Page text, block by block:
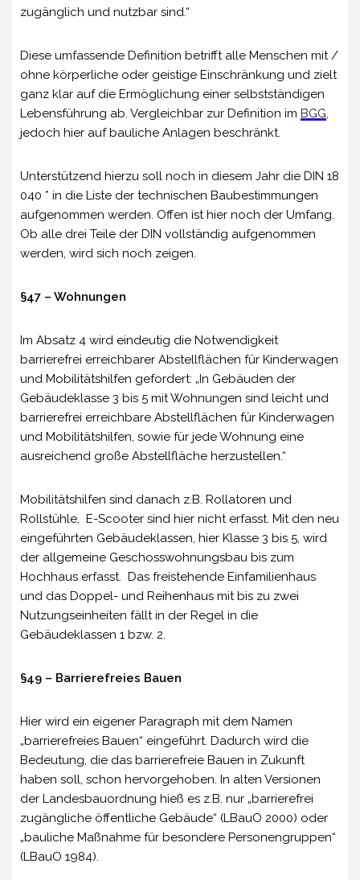
zugänglich und nutzbar sind.“
Diese umfassende Definition betrifft alle Menschen mit /
ohne körperliche oder geistige Einschränkung und zielt
ganz klar auf die Ermöglichung einer selbstständigen
Lebensführung ab. Vergleichbar zur Definition im BGG,
jedoch hier auf bauliche Anlagen beschränkt.
Unterstützend hierzu soll noch in diesem Jahr die DIN 18
040 * in die Liste der technischen Baubestimmungen
aufgenommen werden. Offen ist hier noch der Umfang.
Ob alle drei Teile der DIN vollständig aufgenommen
werden, wird sich noch zeigen.
§47 – Wohnungen
Im Absatz 4 wird eindeutig die Notwendigkeit
barrierefrei erreichbarer Abstellflächen für Kinderwagen
und Mobilitätshilfen gefordert: „In Gebäuden der
Gebäudeklasse 3 bis 5 mit Wohnungen sind leicht und
barrierefrei erreichbare Abstellflächen für Kinderwagen
und Mobilitätshilfen, sowie für jede Wohnung eine
ausreichend große Abstellfläche herzustellen.“
Mobilitätshilfen sind danach z.B. Rollatoren und
Rollstühle, E-Scooter sind hier nicht erfasst. Mit den neu
eingeführten Gebäudeklassen, hier Klasse 3 bis 5, wird
der allgemeine Geschosswohnungsbau bis zum
Hochhaus erfasst. Das freistehende Einfamilienhaus
und das Doppel- und Reihenhaus mit bis zu zwei
Nutzungseinheiten fällt in der Regel in die
Gebäudeklassen 1 bzw. 2.
§49 – Barrierefreies Bauen
Hier wird ein eigener Paragraph mit dem Namen
„barrierefreies Bauen“ eingeführt. Dadurch wird die
Bedeutung, die das barrierefreie Bauen in Zukunft
haben soll, schon hervorgehoben. In alten Versionen
der Landesbauordnung hieß es z.B. nur „barrierefrei
zugängliche öffentliche Gebäude“ (LBauO 2000) oder
„bauliche Maßnahme für besondere Personengruppen“
(LBauO 1984).